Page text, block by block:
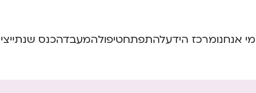
מי אנחנומרכז הידעלהתפתחטיפולהמעבדהכנס שנתי